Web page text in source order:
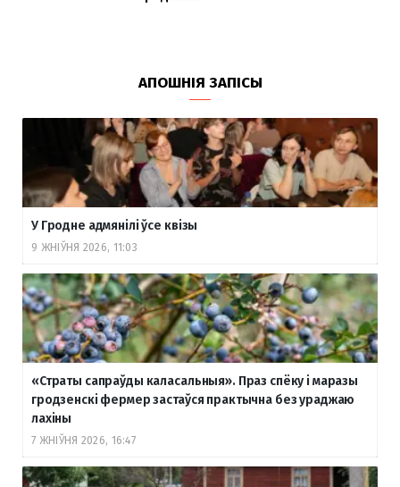
АПОШНІЯ ЗАПІСЫ
У Гродне адмянілі ўсе квізы
9 ЖНІЎНЯ 2026, 11:03
«Страты сапраўды каласальныя». Праз спёку і маразы
гродзенскі фермер застаўся практычна без ураджаю
лахіны
7 ЖНІЎНЯ 2026, 16:47